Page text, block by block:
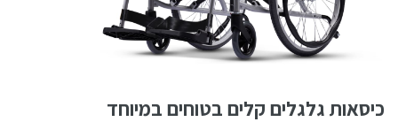
כיסאות גלגלים קלים בטוחים במיוחד